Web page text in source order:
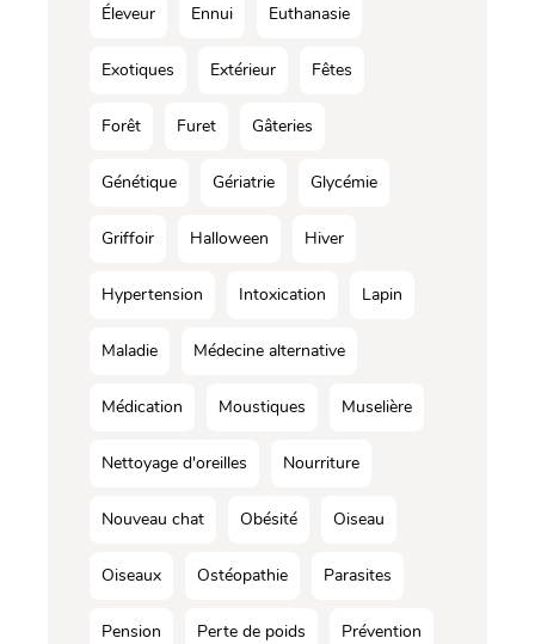
Éleveur Ennui Euthanasie
Exotiques Extérieur Fêtes
Forêt Furet Gâteries
Génétique Gériatrie Glycémie
Griffoir Halloween Hiver
Hypertension Intoxication Lapin
Maladie Médecine alternative
Médication Moustiques Muselière
Nettoyage d'oreilles Nourriture
Nouveau chat Obésité Oiseau
Oiseaux Ostéopathie Parasites
Pension Perte de poids Prévention